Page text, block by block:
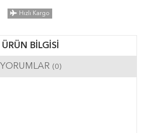
Hızlı Kargo
ÜRÜN BILGISI
YORUMLAR (0)